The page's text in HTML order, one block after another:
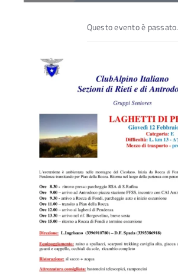
Questo evento è passato.